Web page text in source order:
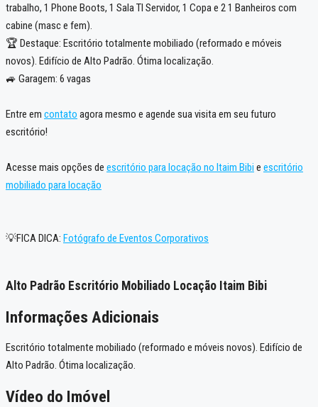
trabalho, 1 Phone Boots, 1 Sala TI Servidor, 1 Copa e 2 1 Banheiros com
cabine (masc e fem).
🏆 Destaque: Escritório totalmente mobiliado (reformado e móveis
novos). Edifício de Alto Padrão. Ótima localização.
🚙 Garagem: 6 vagas
Entre em contato agora mesmo e agende sua visita em seu futuro
escritório!
Acesse mais opções de escritório para locação no Itaim Bibi e escritório
mobiliado para locação
💡FICA DICA: Fotógrafo de Eventos Corporativos
Alto Padrão Escritório Mobiliado Locação Itaim Bibi
Informações Adicionais
Escritório totalmente mobiliado (reformado e móveis novos). Edifício de
Alto Padrão. Ótima localização.
Vídeo do Imóvel